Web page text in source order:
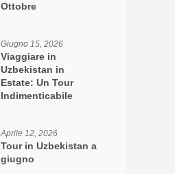
Ottobre
Giugno 15, 2026
Viaggiare in
Uzbekistan in
Estate: Un Tour
Indimenticabile
Aprile 12, 2026
Tour in Uzbekistan a
giugno